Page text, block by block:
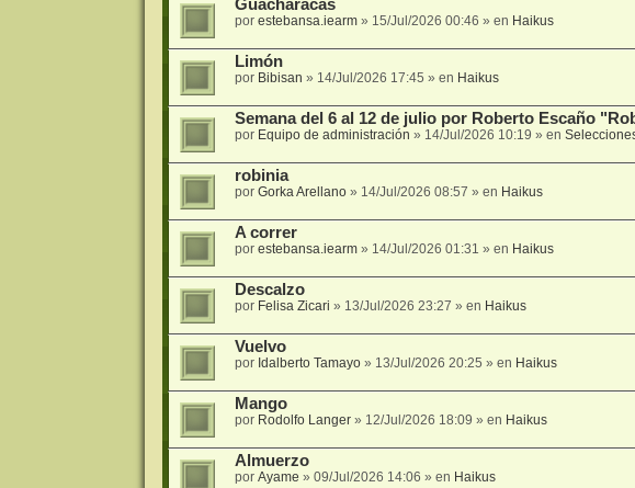
Guacharacas
por estebansa.iearm» 15/Jul/2026 00:46 » en Haikus
Limón
por Bibisan » 14/Jul/2026 17:45 » en Haikus
Semana del 6 al 12 de julio por Roberto Escaño
por Equipo de administración » 14/Jul/2026 10:19 » en
robinia
por Gorka Arellano» 14/Jul/2026 08:57 » en Haikus
A correr
por estebansa.iearm» 14/Jul/2026 01:31 » en Haikus
Descalzo
por Felisa Zicari » 13/Jul/2026 23:27 » en Haikus
Vuelvo
por Idalberto Tamayo» 13/Jul/2026 20:25 » en Haikus
Mango
por Rodolfo Langer» 12/Jul/2026 18:09 » en Haikus
Almuerzo
por Ayame » 09/Jul/2026 14:06 » en Haikus